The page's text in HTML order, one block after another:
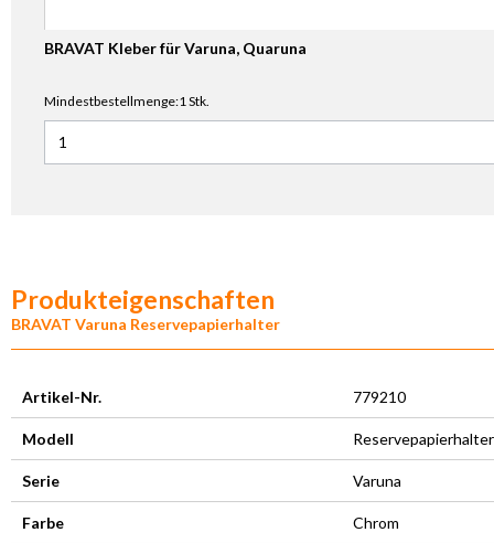
BRAVAT Kleber für Varuna, Quaruna
Mindestbestellmenge:1 Stk.
Anzahl für BRAVAT Kleber für Varuna, Quaruna
Produkteigenschaften
BRAVAT Varuna Reservepapierhalter
Artikel-Nr. 779210
Modell Reservepapierhalter
Serie Varuna
Farbe Chrom